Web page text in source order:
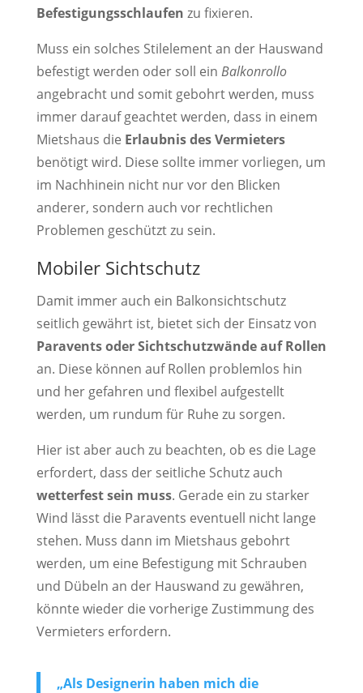
Befestigungsschlaufen zu fixieren.
Muss ein solches Stilelement an der Hauswand
befestigt werden oder soll ein Balkonrollo
angebracht und somit gebohrt werden, muss
immer darauf geachtet werden, dass in einem
Mietshaus die Erlaubnis des Vermieters
benötigt wird. Diese sollte immer vorliegen, um
im Nachhinein nicht nur vor den Blicken
anderer, sondern auch vor rechtlichen
Problemen geschützt zu sein.
Mobiler Sichtschutz
Damit immer auch ein Balkonsichtschutz
seitlich gewährt ist, bietet sich der Einsatz von
Paravents oder Sichtschutzwände auf Rollen
an. Diese können auf Rollen problemlos hin
und her gefahren und flexibel aufgestellt
werden, um rundum für Ruhe zu sorgen.
Hier ist aber auch zu beachten, ob es die Lage
erfordert, dass der seitliche Schutz auch
wetterfest sein muss. Gerade ein zu starker
Wind lässt die Paravents eventuell nicht lange
stehen. Muss dann im Mietshaus gebohrt
werden, um eine Befestigung mit Schrauben
und Dübeln an der Hauswand zu gewähren,
könnte wieder die vorherige Zustimmung des
Vermieters erfordern.
„Als Designerin haben mich die